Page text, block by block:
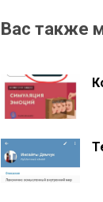
Вас также